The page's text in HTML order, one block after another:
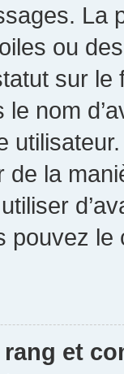
La
ou
sur
nom
de la
pouvez
rang et